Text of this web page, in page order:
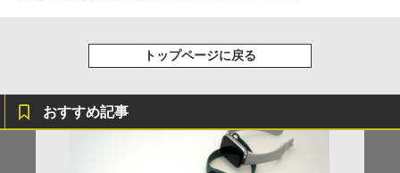
トップページに戻る
おすすめ記事